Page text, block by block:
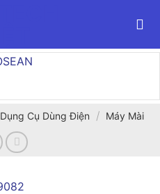
Dụng Cụ Dùng Điện / Máy Mài